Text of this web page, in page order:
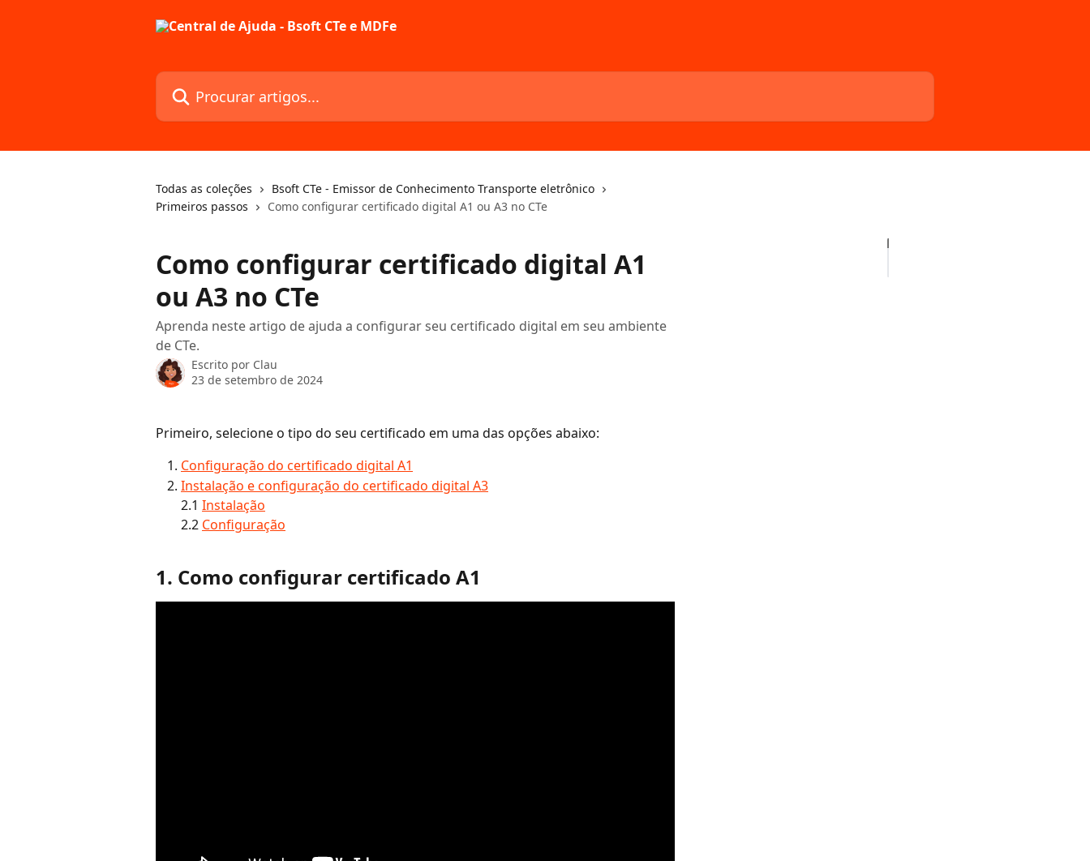
Procurar artigos...
Todas as coleções
Bsoft CTe - Emissor de Conhecimento Transporte eletrônico
Primeiros passos
Como configurar certificado digital A1 ou A3 no CTe
Como configurar certificado digital A1
ou A3 no CTe
Aprenda neste artigo de ajuda a configurar seu certificado digital em seu ambiente
de CTe.
Escrito por Clau
23 de setembro de 2024
Primeiro, selecione o tipo do seu certificado em uma das opções abaixo:
Configuração do certificado digital A1
Instalação e configuração do certificado digital A3
2.1 Instalação
2.2 Configuração
1. Como configurar certificado A1